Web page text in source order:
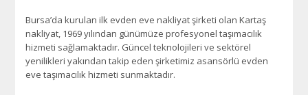
Bursa’da kurulan ilk evden eve nakliyat şirketi olan Kartaş
nakliyat, 1969 yılından günümüze profesyonel taşımacılık
hizmeti sağlamaktadır. Güncel teknolojileri ve sektörel
yenilikleri yakından takip eden şirketimiz asansörlü evden
eve taşımacılık hizmeti sunmaktadır.